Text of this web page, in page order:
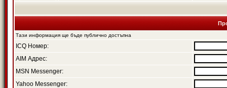
Тази информация ще бъде публично достъпна
ICQ Номер:
AIM Адрес:
MSN Messenger:
Yahoo Messenger: